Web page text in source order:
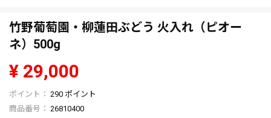
竹野葡萄園・柳蓮田ぶどう 火入れ（ピオー
ネ）500g
¥ 29,000
290 ポイント
商品番号
26810400